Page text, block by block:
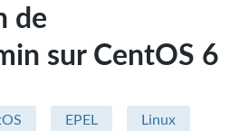
security
de
sur CentOS 6
EPEL Linux